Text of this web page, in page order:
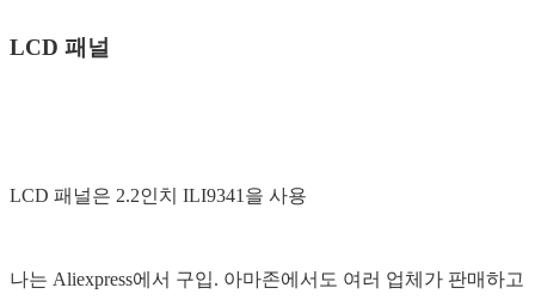
LCD 패널
LCD 패널은 2.2인치 ILI9341을 사용
나는 Aliexpress에서 구입. 아마존에서도 여러 업체가 판매하고